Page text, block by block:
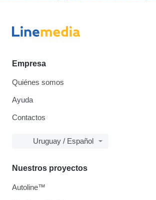
Empresa
Quiénes somos
Ayuda
Contactos
Uruguay / Español
Nuestros proyectos
Autoline™